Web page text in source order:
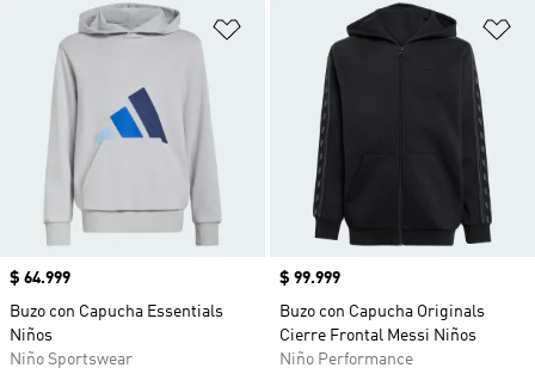
Añadir a la lista de deseos
Precio
$ 64.999
Buzo con Capucha Essentials
Niños
Niño Sportswear
Precio
$ 99.999
Buzo con Capucha Originals
Cierre Frontal Messi Niños
Niño Performance